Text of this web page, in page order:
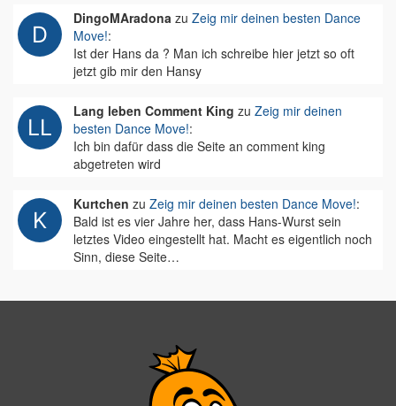
DingoMAradona zu Zeig mir deinen besten Dance
Move!:
Ist der Hans da ? Man ich schreibe hier jetzt so oft
jetzt gib mir den Hansy
Lang leben Comment King zu Zeig mir deinen
besten Dance Move!:
Ich bin dafür dass die Seite an comment king
abgetreten wird
Kurtchen zu Zeig mir deinen besten Dance Move!:
Bald ist es vier Jahre her, dass Hans-Wurst sein
letztes Video eingestellt hat. Macht es eigentlich noch
Sinn, diese Seite…